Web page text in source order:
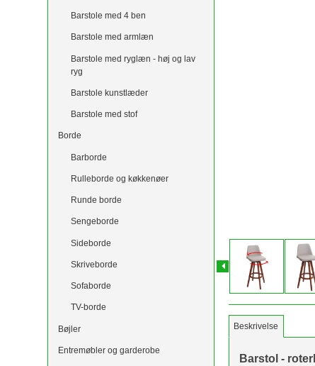
Barstole med 4 ben
Barstole med armlæn
Barstole med ryglæn - høj og lav
ryg
Barstole kunstlæder
Barstole med stof
Borde
Barborde
Rulleborde og køkkenøer
Runde borde
Sengeborde
Sideborde
Skriveborde
Sofaborde
TV-borde
Bøjler
Entremøbler og garderobe
Beskrivelse
Barstol -